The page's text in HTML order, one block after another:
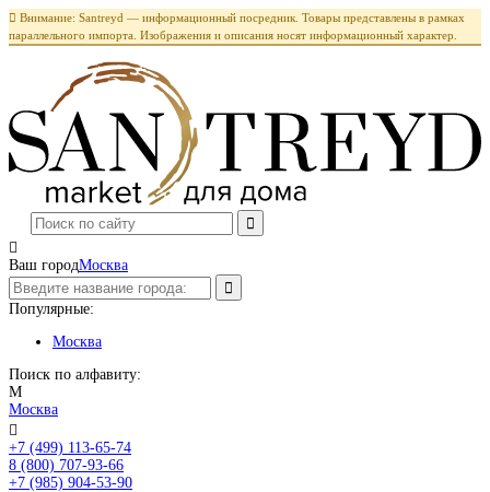
 Внимание: Santreyd — информационный посредник. Товары представлены в рамках
параллельного импорта. Изображения и описания носят информационный характер.

Ваш городМосква
Популярные:
Москва
Поиск по алфавиту:
М
Москва

+7 (499) 113-65-74
8 (800) 707-93-66
+7 (985) 904-53-90